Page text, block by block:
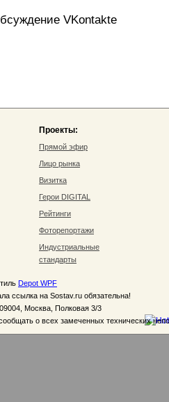
VKontakte
Проекты:
Прямой эфир
Лицо рынка
Визитка
Герои DIGITAL
Рейтинги
Фоторепортажи
Индустриальные
стандарты
Depot WPF
ссылка на Sostav.ru обязательна!
Москва, Полковая 3/3
о всех замеченных технических